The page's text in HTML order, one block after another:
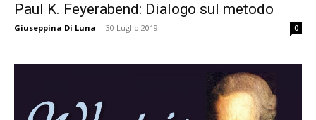
Paul K. Feyerabend: Dialogo sul metodo
Giuseppina Di Luna - 30 Luglio 2019 0